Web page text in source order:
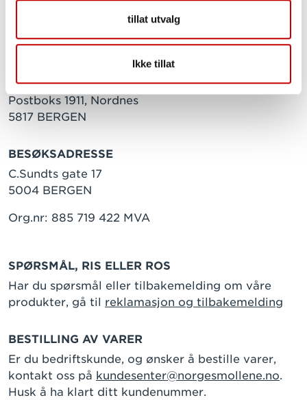
tillat utvalg
Ikke tillat
POSTADRESSE
Postboks 1911, Nordnes
5817 BERGEN
BESØKSADRESSE
C.Sundts gate 17
5004 BERGEN
Org.nr: 885 719 422 MVA
SPØRSMÅL, RIS ELLER ROS
Har du spørsmål eller tilbakemelding om våre
produkter, gå til reklamasjon og tilbakemelding
BESTILLING AV VARER
Er du bedriftskunde, og ønsker å bestille varer,
kontakt oss på kundesenter@norgesmollene.no.
Husk å ha klart ditt kundenummer.